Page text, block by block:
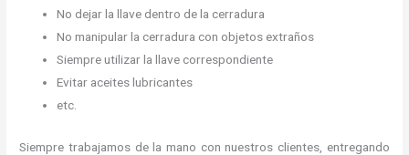
No dejar la llave dentro de la cerradura
No manipular la cerradura con objetos extraños
Siempre utilizar la llave correspondiente
Evitar aceites lubricantes
etc.
Siempre trabajamos de la mano con nuestros clientes, entregando